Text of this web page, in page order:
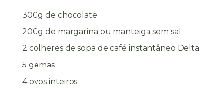
300g de chocolate
200g de margarina ou manteiga sem sal
2 colheres de sopa de café instantâneo Delta
5 gemas
4 ovos inteiros